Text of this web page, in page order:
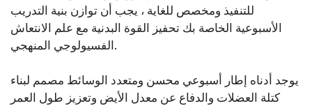
للتنفيذ ومخصص للغاية ، يجب أن توازن بنية التدريب
الأسبوعية الخاصة بك تحفيز القوة البدنية مع علم الانتعاش
الفسيولوجي المنهجي.
يوجد أدناه إطار أسبوعي محسن ومتعدد الوسائط مصمم لبناء
كتلة العضلات والدفاع عن معدل الأيض وتعزيز طول العمر